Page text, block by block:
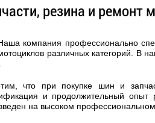
резина и ремонт
компания профессионально
различных категорий. В
что при покупке шин и
и продолжительный опыт
на высоком профессиональном